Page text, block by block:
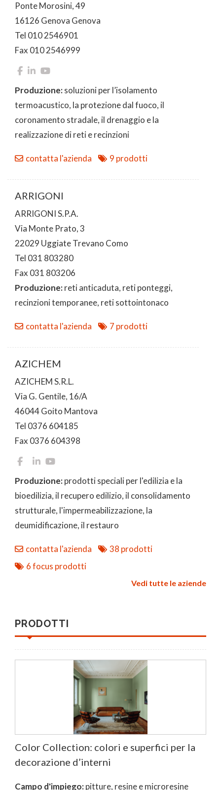
Ponte Morosini, 49
16126 Genova Genova
Tel 010 2546901
Fax 010 2546999
Produzione:soluzioni per l’isolamento
termoacustico, la protezione dal fuoco, il
coronamento stradale, il drenaggio e la
realizzazione di reti e recinzioni
contatta l'azienda 9 prodotti
ARRIGONI
ARRIGONI S.P.A.
Via Monte Prato, 3
22029 Uggiate Trevano Como
Tel 031 803280
Fax 031 803206
Produzione:reti anticaduta, reti ponteggi,
recinzioni temporanee, reti sottointonaco
contatta l'azienda 7 prodotti
AZICHEM
AZICHEM S.R.L.
Via G. Gentile, 16/A
46044 Goito Mantova
Tel 0376 604185
Fax 0376 604398
Produzione:prodotti speciali per l'edilizia e la
bioedilizia, il recupero edilizio, il consolidamento
strutturale, l'impermeabilizzazione, la
deumidificazione, il restauro
contatta l'azienda
38 prodotti
6 focus prodotti
Vedi tutte le aziende
PRODOTTI
Color Collection: colori e superfici per la
decorazione d’interni
Campo d'impiego:pitture, resine e microresine